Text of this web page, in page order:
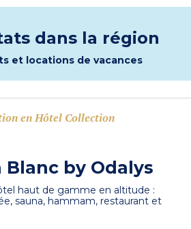
dans la région
et locations de vacances
en Hôtel Collection
Blanc by Odalys
haut de gamme en altitude :
sauna, hammam, restaurant et